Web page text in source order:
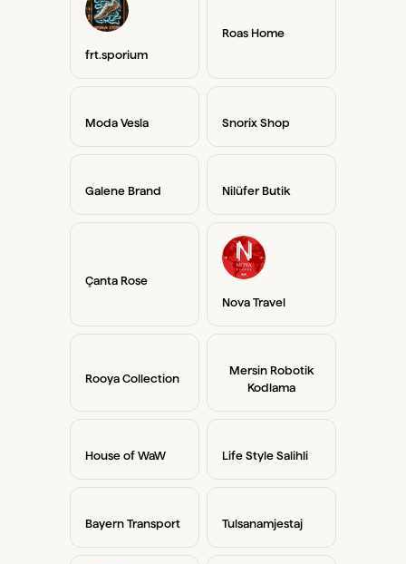
frt.sporium
Roas Home
Moda Vesla Snorix Shop
Galene Brand Nilüfer Butik
Çanta Rose
Nova Travel
Rooya Collection
Mersin Robotik
Kodlama
House of WaW Life Style Salihli
Bayern Transport Tulsanamjestaj